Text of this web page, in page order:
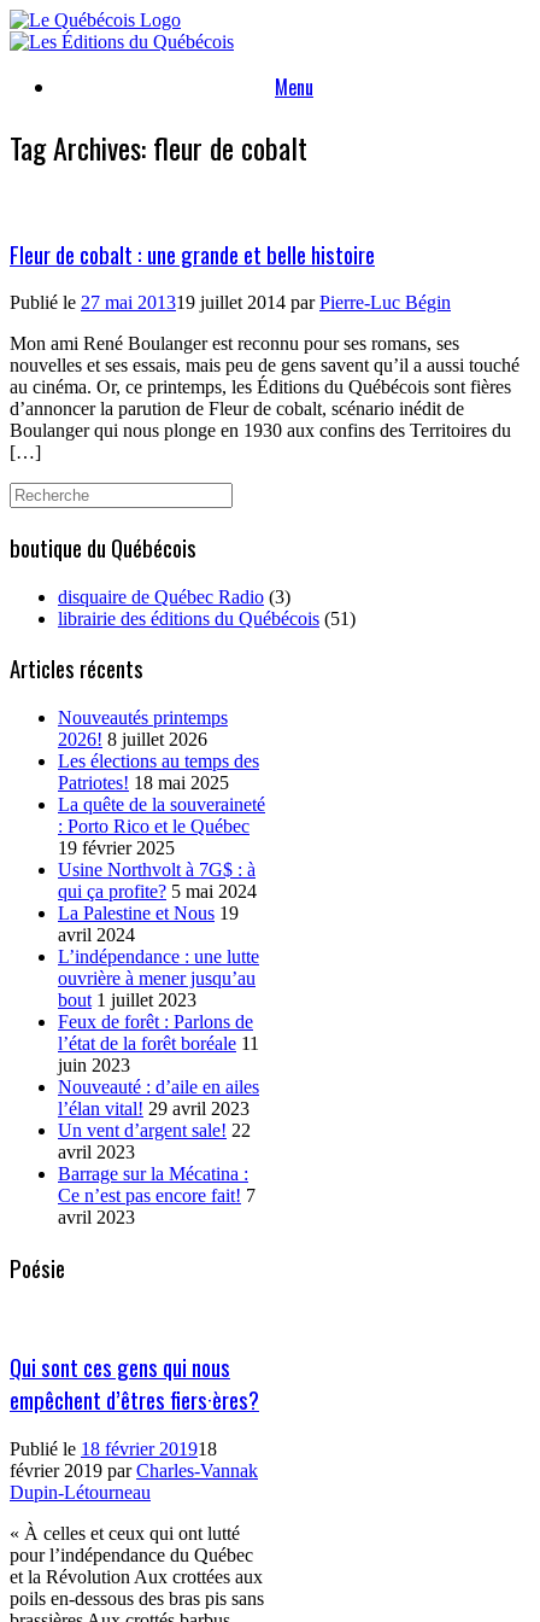
Skip
to
Menu
Tag Archives:fleur de cobalt
Fleur de cobalt : une grande et belle histoire
Publié le 27 mai 201319 juillet 2014 parPierre-Luc Bégin
Mon ami René Boulanger est reconnu pour ses romans, ses
nouvelles et ses essais, mais peu de gens savent qu’il a aussi touché
au cinéma. Or, ce printemps, les Éditions du Québécois sont fières
d’annoncer la parution de Fleur de cobalt, scénario inédit de
Boulanger qui nous plonge en 1930 aux confins des Territoires du
[…]
Search
for:
boutique du Québécois
disquaire de Québec Radio (3)
librairie des éditions du Québécois (51)
Articles récents
Nouveautés printemps
2026! 8 juillet 2026
Les élections au temps des
Patriotes! 18 mai 2025
La quête de la souveraineté
: Porto Rico et le Québec
19 février 2025
Usine Northvolt à 7G$ : à
qui ça profite? 5 mai 2024
La Palestine et Nous 19
avril 2024
L’indépendance : une lutte
ouvrière à mener jusqu’au
bout 1 juillet 2023
Feux de forêt : Parlons de
l’état de la forêt boréale 11
juin 2023
Nouveauté : d’aile en ailes
l’élan vital! 29 avril 2023
Un vent d’argent sale! 22
avril 2023
Barrage sur la Mécatina :
Ce n’est pas encore fait! 7
avril 2023
Poésie
Qui sont ces gens qui nous
empêchent d’êtres fiers·ères?
Publié le 18 février 201918
février 2019 parCharles-Vannak
Dupin-Létourneau
« À celles et ceux qui ont lutté
pour l’indépendance du Québec
et la Révolution Aux crottées aux
poils en-dessous des bras pis sans